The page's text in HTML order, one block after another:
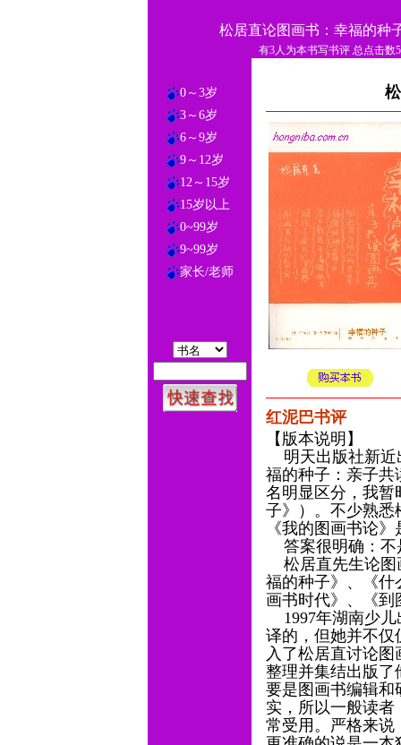
松居直论图画书：幸福的种
有3人为本书写书评 总点击数
0～3岁
3～6岁
6～9岁
9～12岁
12～15岁
15岁以上
0~99岁
9~99岁
家长/老师
红泥巴书评
【版本说明】
明天出版社新近
福的种子：亲子共
名明显区分，我暂
子》）。不少熟悉
《我的图画书论
答案很明确：不
松居直先生论图
福的种子》、《什
画书时代》、《
1997年湖南少儿
译的，但她并不仅
入了松居直讨论
整理并集结出版了
要是图画书编辑和
实，所以一般读
常受用。严格来说